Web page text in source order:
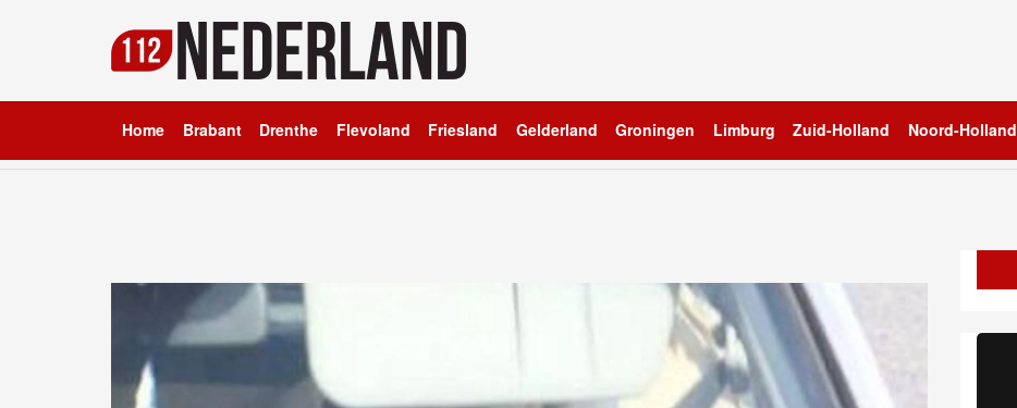
Home Brabant Drenthe Flevoland Friesland Gelderland Groningen Limburg Zuid-Holland Noord-Holland